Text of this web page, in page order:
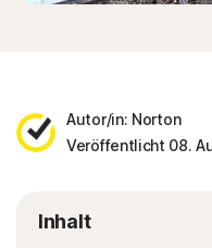
Autor/in: Norton
Veröffentlicht 08.
Inhalt